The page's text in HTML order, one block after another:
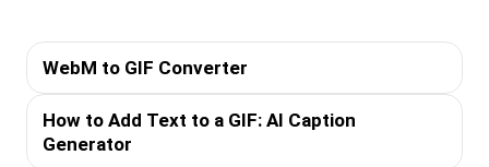
WebM to GIF Converter
How to Add Text to a GIF: AI Caption
Generator